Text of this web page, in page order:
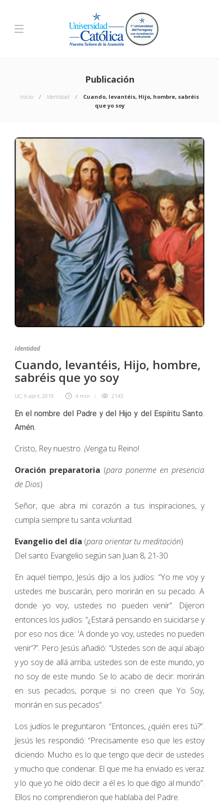
Publicación
Inicio Identidad
Cuando, levantéis, Hijo, hombre, sabréis
que yo soy
Identidad
Cuando, levantéis, Hijo, hombre,
sabréis que yo soy
UC, 9 abril, 2019 4 min 2143
En el nombre del Padre y del Hijo y del Espíritu Santo.
Amén.
Cristo, Rey nuestro. ¡Venga tu Reino!
Oración preparatoria (para ponerme en presencia
de Dios)
Señor, que abra mi corazón a tus inspiraciones, y
cumpla siempre tu santa voluntad.
Evangelio del día (para orientar tu meditación)
Del santo Evangelio según san Juan 8, 21-30
En aquel tiempo, Jesús dijo a los judíos: “Yo me voy y
ustedes me buscarán, pero morirán en su pecado. A
donde yo voy, ustedes no pueden venir”. Dijeron
entonces los judíos: “¿Estará pensando en suicidarse y
por eso nos dice: 'A donde yo voy, ustedes no pueden
venir'?”. Pero Jesús añadió: “Ustedes son de aquí abajo
y yo soy de allá arriba; ustedes son de este mundo, yo
no soy de este mundo. Se lo acabo de decir: morirán
en sus pecados, porque si no creen que Yo Soy,
morirán en sus pecados”.
Los judíos le preguntaron: “Entonces, ¿quién eres tú?”.
Jesús les respondió: “Precisamente eso que les estoy
diciendo. Mucho es lo que tengo que decir de ustedes
y mucho que condenar. El que me ha enviado es veraz
y lo que yo he oído decir a él es lo que digo al mundo”.
Ellos no comprendieron que hablaba del Padre.